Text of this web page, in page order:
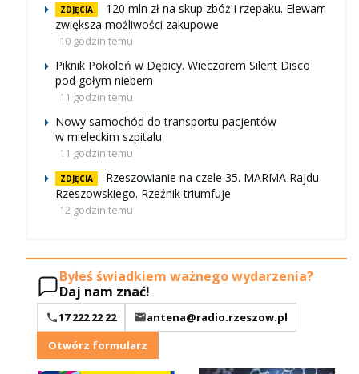
ZDJĘCIA
120 mln zł na skup zbóż i rzepaku. Elewarr
zwiększa możliwości zakupowe
10 godzin temu
Piknik Pokoleń w Dębicy. Wieczorem Silent Disco
pod gołym niebem
11 godzin temu
Nowy samochód do transportu pacjentów
w mieleckim szpitalu
11 godzin temu
ZDJĘCIA
Rzeszowianie na czele 35. MARMA Rajdu
Rzeszowskiego. Rzeźnik triumfuje
12 godzin temu
Byłeś świadkiem ważnego wydarzenia?
Daj nam znać!
17 222 22 22
antena@radio.rzeszow.pl
Otwórz formularz